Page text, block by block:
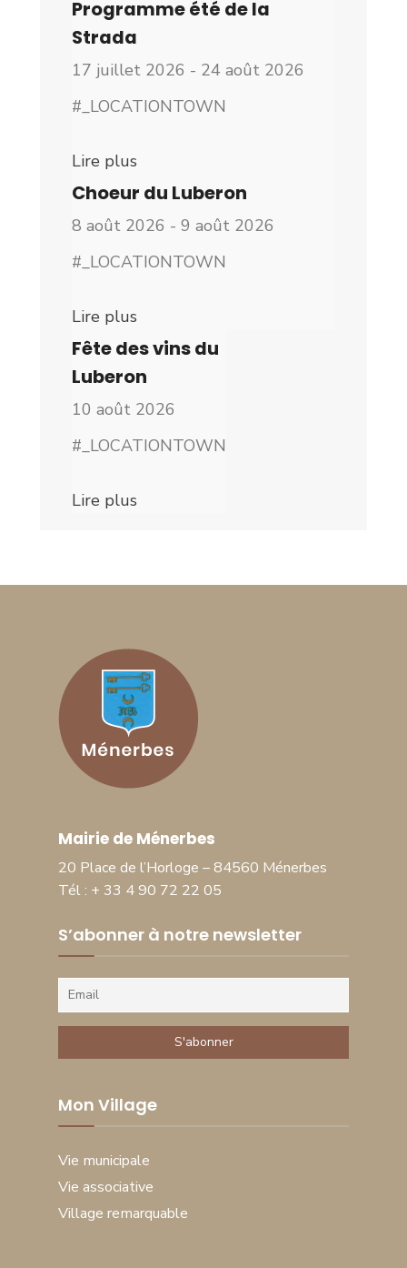
Programme été de la
Strada
17 juillet 2026 - 24 août 2026
#_LOCATIONTOWN
Lire plus
Choeur du Luberon
8 août 2026 - 9 août 2026
#_LOCATIONTOWN
Lire plus
Fête des vins du
Luberon
10 août 2026
#_LOCATIONTOWN
Lire plus
Mairie de Ménerbes
20 Place de l’Horloge – 84560 Ménerbes
Tél : + 33 4 90 72 22 05
S’abonner à notre newsletter
Mon Village
Vie municipale
Vie associative
Village remarquable